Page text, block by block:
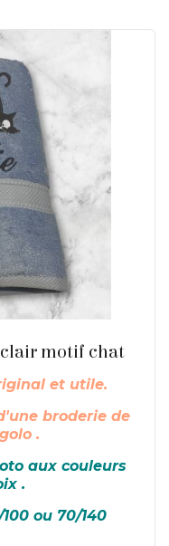
motif chat
et utile.
broderie de
.
aux couleurs
.
ou 70/140